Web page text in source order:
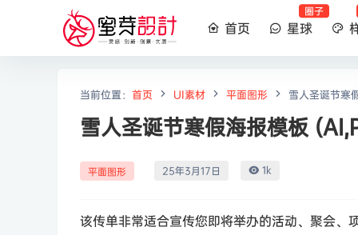
首页 星球
圈子
当前位置： 首页 UI素材 平面图形 雪人圣诞节寒
雪人圣诞节寒假海报模板
平面图形 25年3月17日 1k
该传单非常适合宣传您即将举办的活动、聚会